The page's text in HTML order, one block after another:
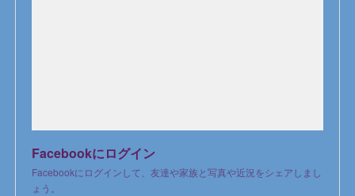
Facebookにログイン
Facebookにログインして、友達や家族と写真や近況をシェアしまし
ょう。